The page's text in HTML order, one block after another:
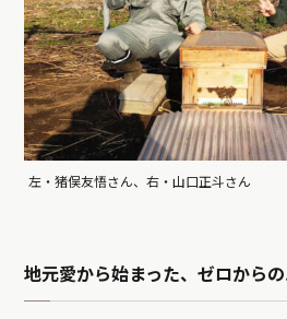
左・猪俣友悟さん、右・山口正斗さん
地元愛から始まった、ゼロから